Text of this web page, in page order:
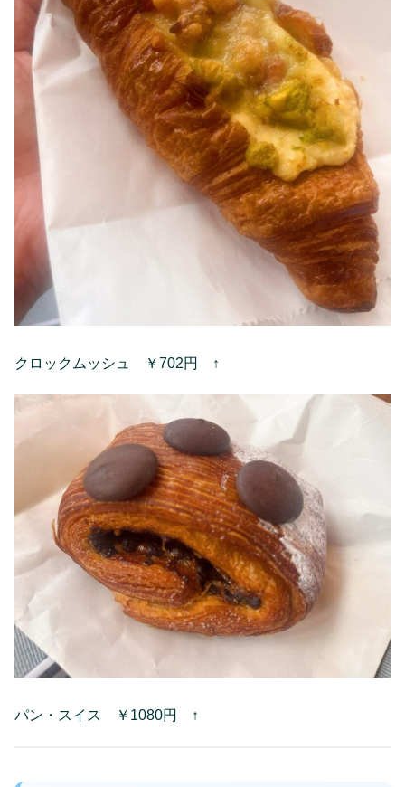
クロックムッシュ ￥702円 ↑
パン・スイス ￥1080円 ↑